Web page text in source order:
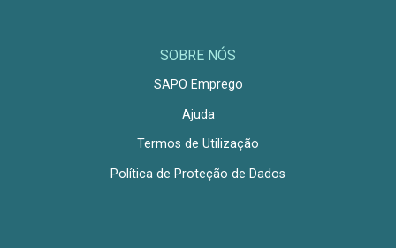
SOBRE NÓS
SAPO Emprego
Ajuda
Termos de Utilização
Política de Proteção de Dados